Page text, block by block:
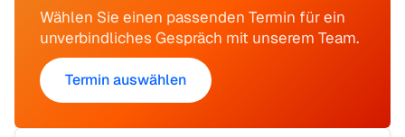
Wählen Sie einen passenden Termin für ein
unverbindliches Gespräch mit unserem Team.
Termin auswählen